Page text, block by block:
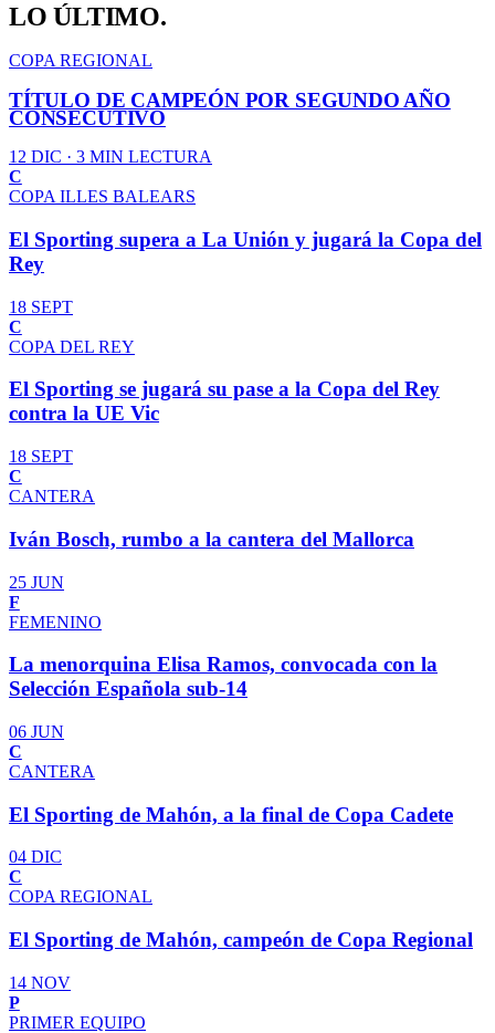
LO ÚLTIMO.
COPA REGIONAL
TÍTULO DE CAMPEÓN POR SEGUNDO AÑO
CONSECUTIVO
12 DIC · 3 MIN LECTURA
C
COPA ILLES BALEARS
El Sporting supera a La Unión y jugará la Copa del
Rey
18 SEPT
C
COPA DEL REY
El Sporting se jugará su pase a la Copa del Rey
contra la UE Vic
18 SEPT
C
CANTERA
Iván Bosch, rumbo a la cantera del Mallorca
25 JUN
F
FEMENINO
La menorquina Elisa Ramos, convocada con la
Selección Española sub-14
06 JUN
C
CANTERA
El Sporting de Mahón, a la final de Copa Cadete
04 DIC
C
COPA REGIONAL
El Sporting de Mahón, campeón de Copa Regional
14 NOV
P
PRIMER EQUIPO